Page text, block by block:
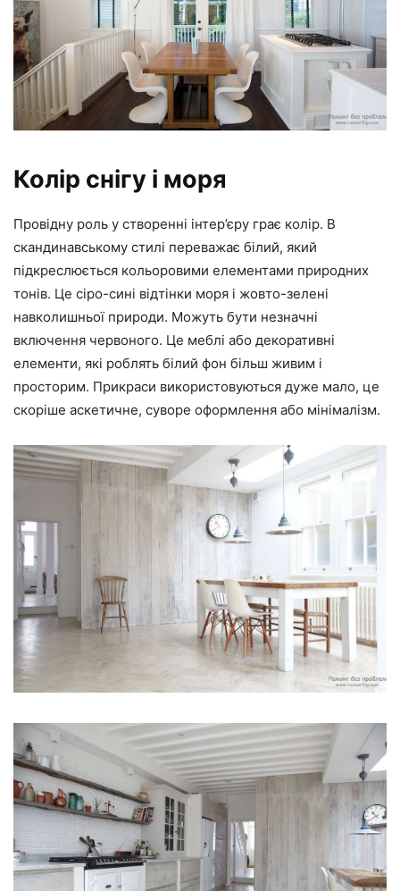
Колір снігу і моря
Провідну роль у створенні інтер’єру грає колір. В
скандинавському стилі переважає білий, який
підкреслюється кольоровими елементами природних
тонів. Це сіро-сині відтінки моря і жовто-зелені
навколишньої природи. Можуть бути незначні
включення червоного. Це меблі або декоративні
елементи, які роблять білий фон більш живим і
просторим. Прикраси використовуються дуже мало, це
скоріше аскетичне, суворе оформлення або мінімалізм.